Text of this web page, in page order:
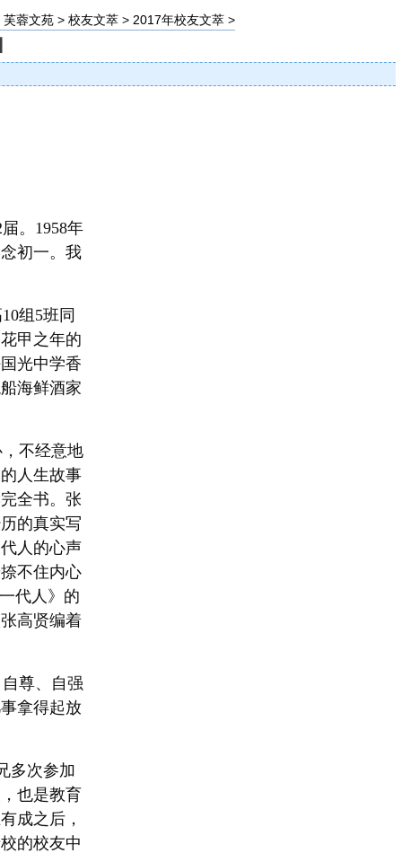
芙蓉文苑 >校友文萃 > 2017年校友文萃 >
。1958年
初一。我
组5班同
甲之年的
光中学香
海鲜酒家
不经意地
人生故事
全书。张
的真实写
人的心声
不住内心
代人》的
高贤编着
尊、自强
拿得起放
多次参加
也是教育
成之后，
的校友中